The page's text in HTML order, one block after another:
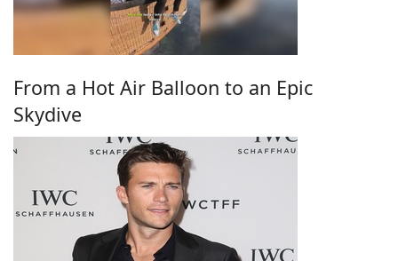
From a Hot Air Balloon to an Epic
Skydive